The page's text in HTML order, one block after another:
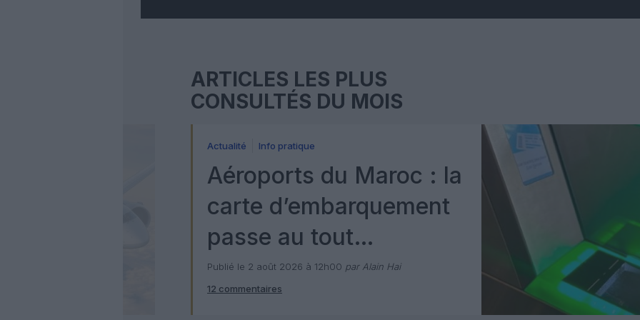
ARTICLES LES PLUS
CONSULTÉS DU MOIS
Actualité Info pratique
Aéroports du Maroc : la
carte d’embarquement
passe au tout
numérique avec Pax
Check
Publié le 2 août 2026 à 12h00 par Alain Hai
12 commentaires